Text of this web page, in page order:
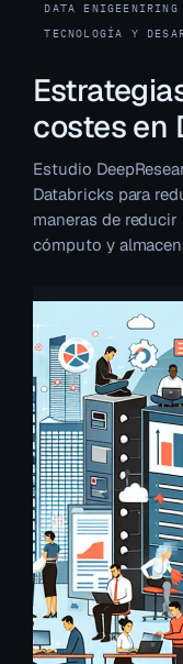
DATA ENIGEENIRING
TECNOLOGÍA Y
costes en
Estudio
Databricks para
maneras de
cómputo y